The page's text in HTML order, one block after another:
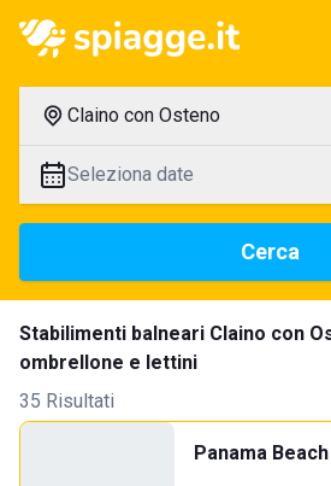
Claino con Osteno
Seleziona date
Cerca
Stabilimenti balneari Claino con
ombrellone e lettini
35 Risultati
Panama Beach